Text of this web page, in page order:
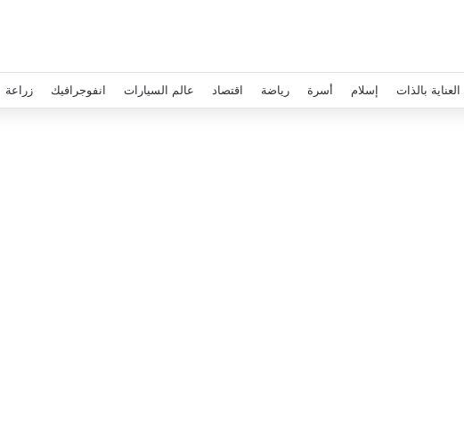
العناية بالذات إسلام أسرة رياضة اقتصاد عالم السيارات انفوجرافيك زراعة